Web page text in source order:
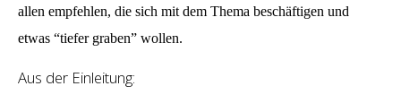
allen empfehlen, die sich mit dem Thema beschäftigen und
etwas “tiefer graben” wollen.
Aus der Einleitung: